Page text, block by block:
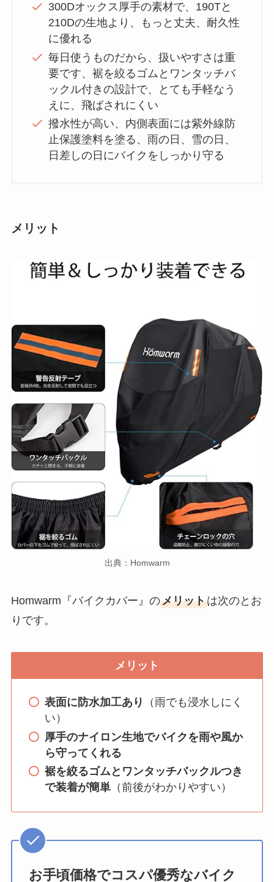
300Dオックス厚手の素材で、190Tと
210Dの生地より、もっと丈夫、耐久性
に優れる
毎日使うものだから、扱いやすさは重
要です、裾を絞るゴムとワンタッチバ
ックル付きの設計で、とても手軽なう
えに、飛ばされにくい
撥水性が高い、内側表面には紫外線防
止保護塗料を塗る、雨の日、雪の日、
日差しの日にバイクをしっかり守る
メリット
出典：Homwarm
Homwarm『バイクカバー』のメリットは次のとお
りです。
メリット
表面に防水加工あり
（雨でも浸水しにく
い）
厚手のナイロン生地でバイクを雨や風か
ら守ってくれる
裾を絞るゴムとワンタッチバックルつき
で装着が簡単（前後がわかりやすい）
お手頃価格でコスパ優秀なバイク